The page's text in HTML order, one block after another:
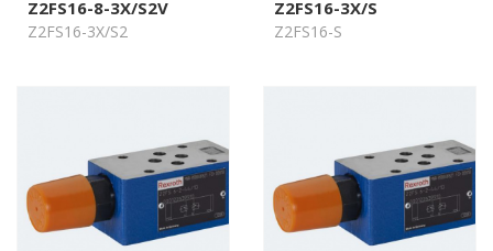
Z2FS16-8-3X/S2V
Z2FS16-3X/S2
Z2FS16-3X/S
Z2FS16-S